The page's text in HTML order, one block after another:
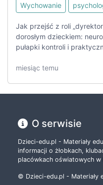
Wychowanie
Jak przejść z roli
dorosłym dzieckiem:
pułapki kontroli i
miesiąc temu
O serwisie
Dzieci-edu.pl - Materiały
informacji o żłobkach,
placówkach oświatowych w
© Dzieci-edu.pl - Materiały